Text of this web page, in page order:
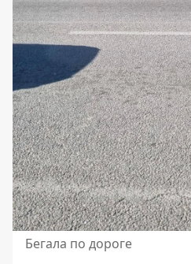
Бегала по дороге